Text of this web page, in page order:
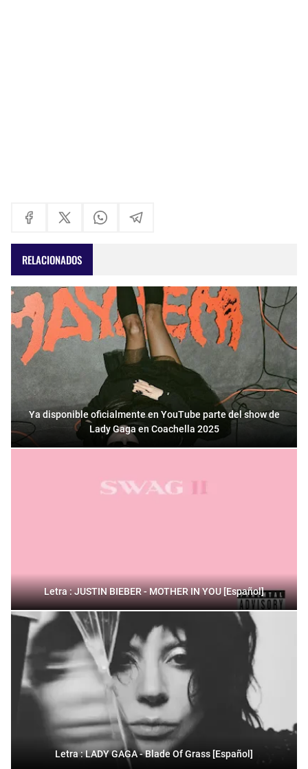
RELACIONADOS
Ya disponible oficialmente en YouTube parte del show de
Lady Gaga en Coachella 2025
Letra : JUSTIN BIEBER - MOTHER IN YOU [Español]
Letra : LADY GAGA - Blade Of Grass [Español]